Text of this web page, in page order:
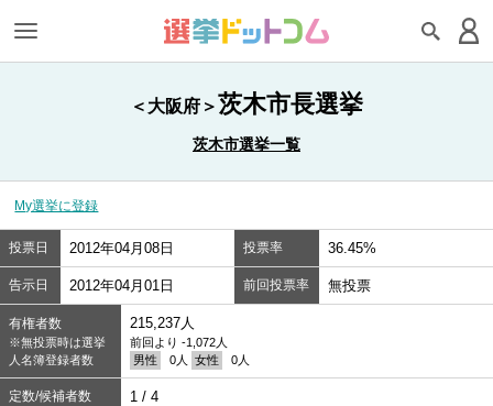
＜大阪府＞茨木市長選挙
茨木市選挙一覧
My選挙に登録
投票日 2012年04月08日 投票率 36.45%
告示日 2012年04月01日 前回投票率 無投票
有権者数
※無投票時は選挙
人名簿登録者数
215,237人
前回より -1,072人
男性
0人 女性 0人
定数/候補者数 1 / 4